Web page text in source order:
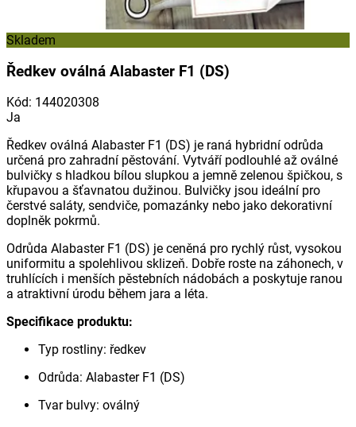
Skladem
Ředkev oválná Alabaster F1 (DS)
Kód: 144020308
Ja
Ředkev oválná Alabaster F1 (DS) je raná hybridní odrůda
určená pro zahradní pěstování. Vytváří podlouhlé až oválné
bulvičky s hladkou bílou slupkou a jemně zelenou špičkou, s
křupavou a šťavnatou dužinou. Bulvičky jsou ideální pro
čerstvé saláty, sendviče, pomazánky nebo jako dekorativní
doplněk pokrmů.
Odrůda Alabaster F1 (DS) je ceněná pro rychlý růst, vysokou
uniformitu a spolehlivou sklizeň. Dobře roste na záhonech, v
truhlících i menších pěstebních nádobách a poskytuje ranou
a atraktivní úrodu během jara a léta.
Specifikace produktu:
Typ rostliny: ředkev
Odrůda: Alabaster F1 (DS)
Tvar bulvy: oválný